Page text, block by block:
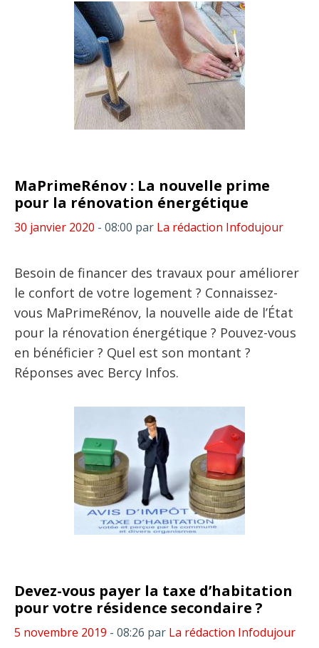
MaPrimeRénov : La nouvelle prime
pour la rénovation énergétique
30 janvier 2020 - 08:00 par La rédaction Infodujour
Besoin de financer des travaux pour améliorer
le confort de votre logement ? Connaissez-
vous MaPrimeRénov, la nouvelle aide de l’État
pour la rénovation énergétique ? Pouvez-vous
en bénéficier ? Quel est son montant ?
Réponses avec Bercy Infos.
Devez-vous payer la taxe d’habitation
pour votre résidence secondaire ?
5 novembre 2019 - 08:26 par La rédaction Infodujour